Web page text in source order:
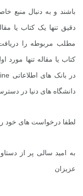
باشند و به دنبال منبع
دقیق تنها یک کتاب یا
مطلب مربوطه را
کتاب یا مقاله تنها مورد
در بانک های اطلاعاتی
دانشگاه های دنیا در
لطفا درخواست های خود را نهایتا تا
به امید سالی پر از
عزیزان